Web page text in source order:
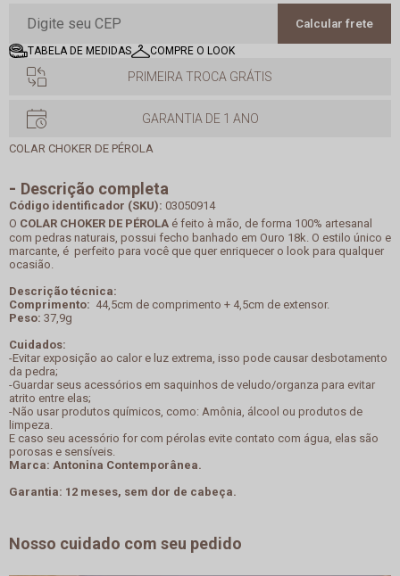
Calcular frete
TABELA DE MEDIDAS COMPRE O LOOK
PRIMEIRA TROCA GRÁTIS
GARANTIA DE 1 ANO
COLAR CHOKER DE PÉROLA
Descrição completa
Código identificador (SKU): 03050914
O COLAR CHOKER DE PÉROLAé feito à mão, de forma 100% artesanal
com pedras naturais, possui fecho banhado em Ouro 18k. O estilo único e
marcante, é perfeito para você que quer enriquecer o look para qualquer
ocasião.
Descrição técnica:
Comprimento: 44,5cm de comprimento + 4,5cm de extensor.
Peso: 37,9g
Cuidados:
-Evitar exposição ao calor e luz extrema, isso pode causar desbotamento
da pedra;
-Guardar seus acessórios em saquinhos de veludo/organza para evitar
atrito entre elas;
-Não usar produtos químicos, como: Amônia, álcool ou produtos de
limpeza.
E caso seu acessório for com pérolas evite contato com água, elas são
porosas e sensíveis.
Marca: Antonina Contemporânea.
Garantia: 12 meses, sem dor de cabeça.
Nosso cuidado com seu pedido